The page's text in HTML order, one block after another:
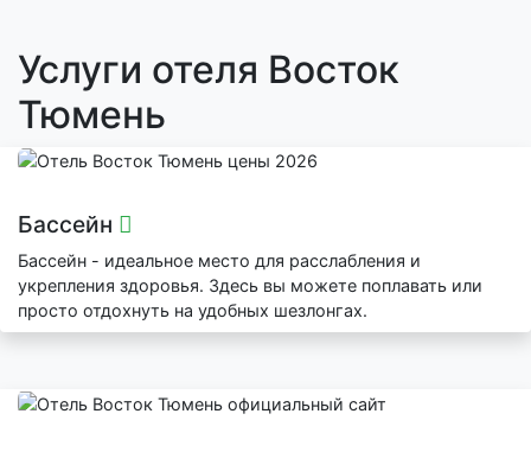
Услуги отеля Восток
Тюмень
Бассейн
Бассейн - идеальное место для расслабления и
укрепления здоровья. Здесь вы можете поплавать или
просто отдохнуть на удобных шезлонгах.